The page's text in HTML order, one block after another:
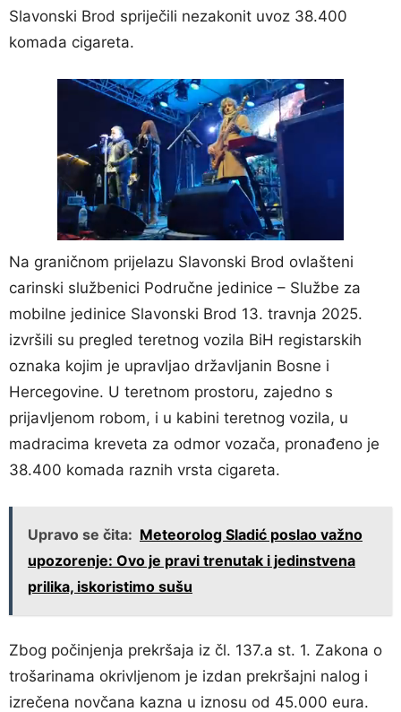
Slavonski Brod spriječili nezakonit uvoz 38.400
komada cigareta.
Na graničnom prijelazu Slavonski Brod ovlašteni
carinski službenici Područne jedinice – Službe za
mobilne jedinice Slavonski Brod 13. travnja 2025.
izvršili su pregled teretnog vozila BiH registarskih
oznaka kojim je upravljao državljanin Bosne i
Hercegovine. U teretnom prostoru, zajedno s
prijavljenom robom, i u kabini teretnog vozila, u
madracima kreveta za odmor vozača, pronađeno je
38.400 komada raznih vrsta cigareta.
Upravo se čita: Meteorolog Sladić poslao važno
upozorenje: Ovo je pravi trenutak i jedinstvena
prilika, iskoristimo sušu
Zbog počinjenja prekršaja iz čl. 137.a st. 1. Zakona o
trošarinama okrivljenom je izdan prekršajni nalog i
izrečena novčana kazna u iznosu od 45.000 eura.